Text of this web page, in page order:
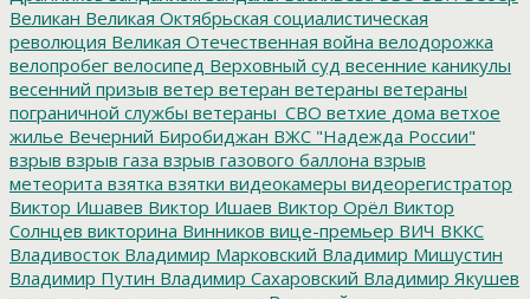
Великан Великая Октябрьская социалистическая
революция Великая Отечественная война велодорожка
велопробег велосипед Верховный суд весенние каникулы
весенний призыв ветер ветеран ветераны ветераны
пограничной службы ветераны_СВО ветхие дома ветхое
жилье Вечерний Биробиджан ВЖС "Надежда России"
взрыв взрыв газа взрыв газового баллона взрыв
метеорита взятка взятки видеокамеры видеорегистратор
Виктор Ишавев Виктор Ишаев Виктор Орёл Виктор
Солнцев викторина Винников вице-премьер ВИЧ ВККС
Владивосток Владимир Марковский Владимир Мишустин
Владимир Путин Владимир Сахаровский Владимир Якушев